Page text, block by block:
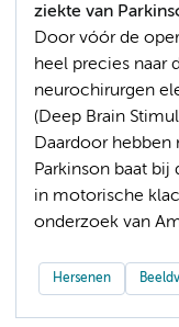
ziekte van
Door vóór de
heel precies naar
neurochirurgen
(Deep Brain
Daardoor
Parkinson baat
in motorische
onderzoek van
Hersenen